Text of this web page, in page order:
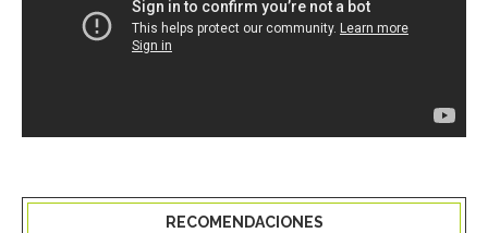
RECOMENDACIONES